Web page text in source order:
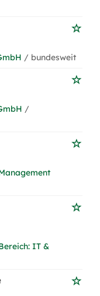
/ bundesweit
/
IT &